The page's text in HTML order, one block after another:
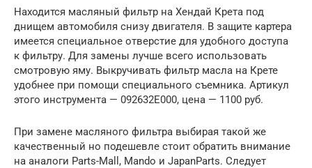
Находится масляный фильтр на Хендай Крета под
днищем автомобиля снизу двигателя. В защите картера
имеется специальное отверстие для удобного доступа
к фильтру. Для замены лучше всего использовать
смотровую яму. Выкручивать фильтр масла на Крете
удобнее при помощи специального съемника. Артикул
этого инструмента — 092632E000, цена — 1100 руб.
При замене масляного фильтра выбирая такой же
качественный но подешевле стоит обратить внимание
на аналоги Parts-Mall, Mando и JapanParts. Следует